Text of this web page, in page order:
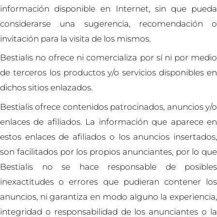
información disponible en Internet, sin que pueda
considerarse una sugerencia, recomendación o
invitación para la visita de los mismos.
Bestialis no ofrece ni comercializa por sí ni por medio
de terceros los productos y/o servicios disponibles en
dichos sitios enlazados.
Bestialis ofrece contenidos patrocinados, anuncios y/o
enlaces de afiliados. La información que aparece en
estos enlaces de afiliados o los anuncios insertados,
son facilitados por los propios anunciantes, por lo que
Bestialis no se hace responsable de posibles
inexactitudes o errores que pudieran contener los
anuncios, ni garantiza en modo alguno la experiencia,
integridad o responsabilidad de los anunciantes o la